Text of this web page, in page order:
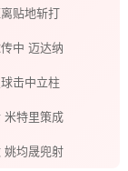
贴地斩打
中 迈达纳
击中立柱
米特里策成
姚均晟兜射